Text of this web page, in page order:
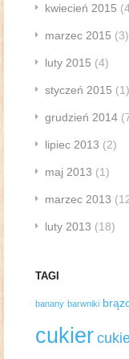
kwiecień 2015
marzec 2015 (3)
luty 2015 (4)
styczeń 2015 (1)
grudzień 2014
lipiec 2013 (2)
maj 2013 (1)
marzec 2013
luty 2013 (18)
TAGI
banany barwniki
cukier